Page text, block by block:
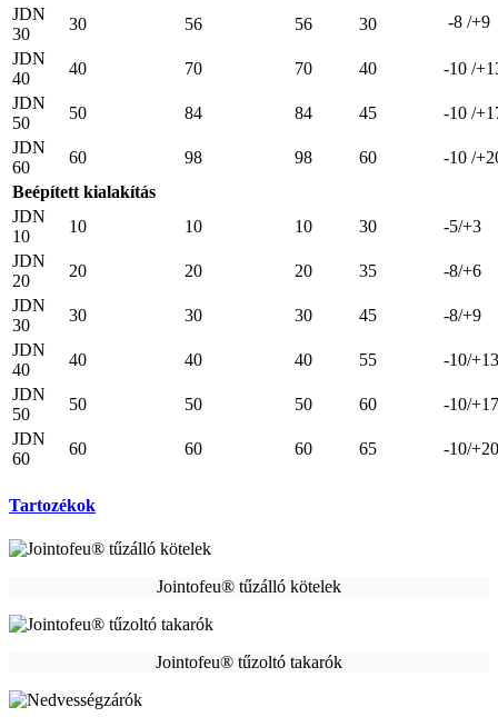
JDN
30
30 56 56 30
 -8 /+9
JDN
40
40 70 70 40
-10 /
JDN
50
50 84 84 45
-10 /
JDN
60
60 98 98 60
-10 /
Beépített kialakítás
JDN
10
10 10 10 30
-5/+3
JDN
20
20 20 20 35
-8/+6
JDN
30
30 30 30 45
-8/+9
JDN
40
40 40 40 55
-10/+13
JDN
50
50 50 50 60
-10/+17
JDN
60
60 60 60 65 -10/+20
Tartozékok
Jointofeu® tűzálló kötelek
Jointofeu® tűzoltó takarók